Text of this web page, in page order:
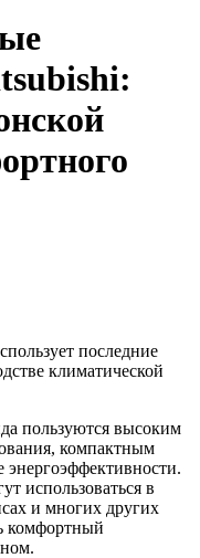
последние
климатической
пользуются высоким
компактным
энергоэффективности.
использоваться в
и многих других
комфортный